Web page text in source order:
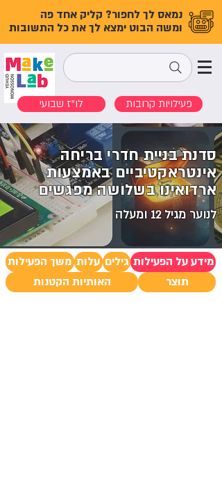
נמאס לך לחפור? קליק אחד פה
ומשה הבוט ימצא לך את כל התשובות
לו"ז שבועי פעילויות קרובות
סדנת בניית חדרי בריחה
אינטראקטיביים באמצעות
ארדואינו בשלושה מפגשים
לנוער מגיל 12 ומעלה
מידע על הפעילות גילים עלות משך הפעילות
תוצר
האותיות הקטנות